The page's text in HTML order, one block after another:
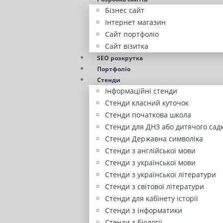
Бізнес сайт
Інтернет магазин
Сайт портфоліо
Сайт візитка
SEO розкрутка
Портфоліо
Стенди
Інформаційні стенди
Стенди класний куточок
Стенди початкова школа
Стенди для ДНЗ або дитячого
Стенди Державна символіка
Стенди з англійської мови
Стенди з української мови
Стенди з української літератури
Стенди з світової літератури
Стенди для кабінету історії
Стенди з інформатики